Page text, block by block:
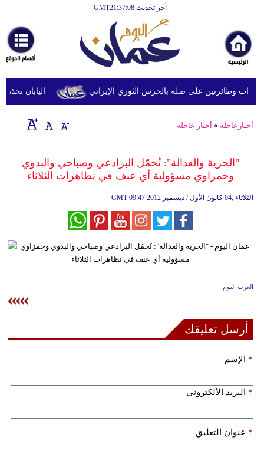
آخر تحديث GMT21:37:08
أخبارعاجلة
رياضة
ثقافة
إقتصاد
وموسيقى
سياحة
ديكور
مرأة
وتكنولوجيا
اليابان تحذر من وطائرتين على صلة بالحرس الثوري الإيراني
أخبارعاجلة » أخبار عاجلة
"الحرية والعدالة": نُحمّل البرادعي وصباحي والبدوي
وحمزاوي مسؤولية أي عنف في تظاهرات الثلاثاء
GMT 09:47 2012 الثلاثاء ,04 كانون الأول / ديسمبر
العرب اليوم
أرسل تعليقك
الإسم *
البريد الألكتروني *
عنوان التعليق *